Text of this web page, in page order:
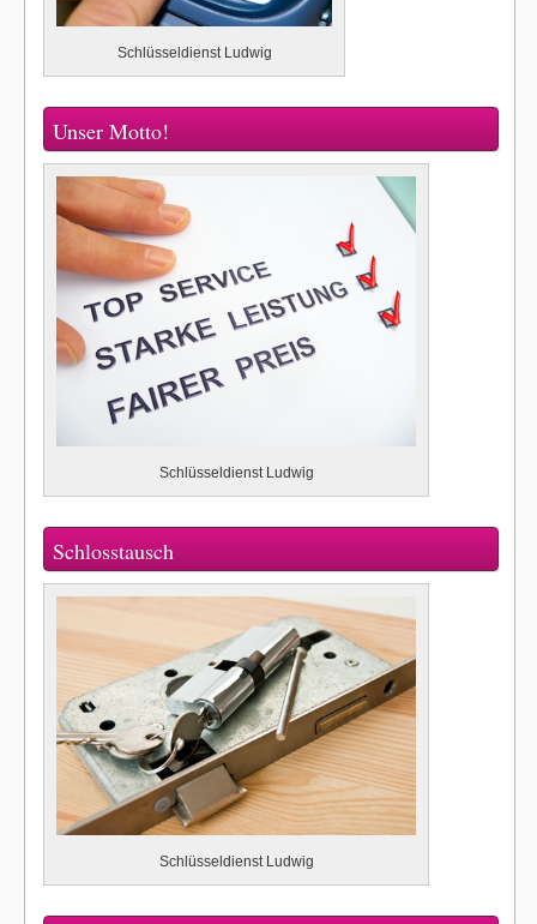
Schlüsseldienst Ludwig
Unser Motto!
Schlüsseldienst Ludwig
Schlosstausch
Schlüsseldienst Ludwig